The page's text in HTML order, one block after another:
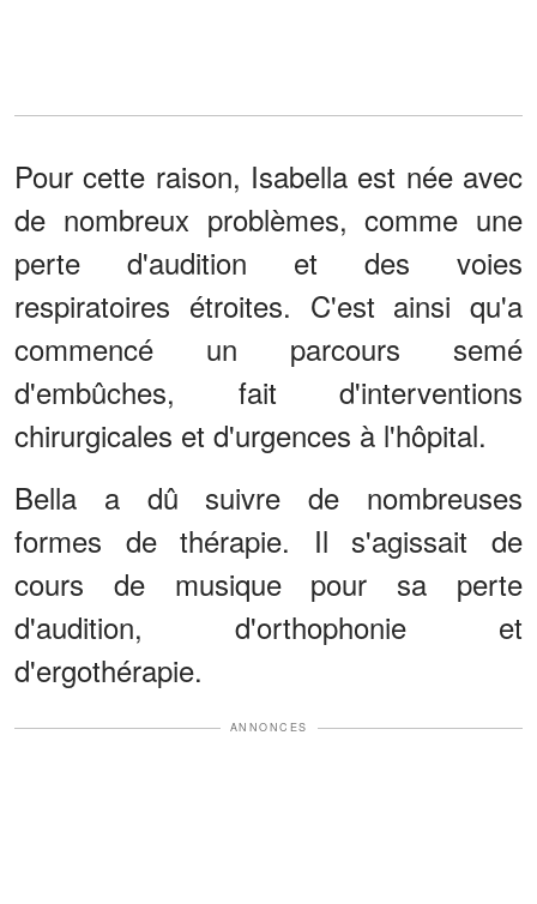
Pour cette raison, Isabella est née avec
de nombreux problèmes, comme une
perte d'audition et des voies
respiratoires étroites. C'est ainsi qu'a
commencé un parcours semé
d'embûches, fait d'interventions
chirurgicales et d'urgences à l'hôpital.
Bella a dû suivre de nombreuses
formes de thérapie. Il s'agissait de
cours de musique pour sa perte
d'audition, d'orthophonie et
d'ergothérapie.
ANNONCES